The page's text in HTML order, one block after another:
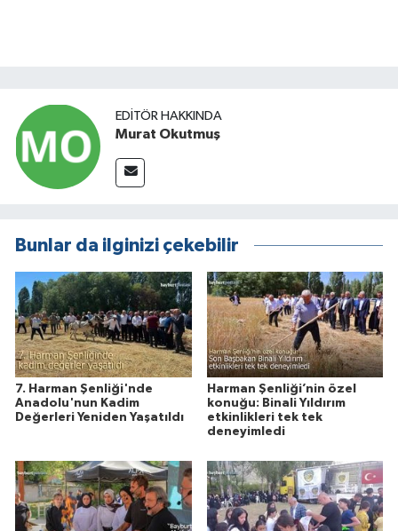
EDITÖR HAKKINDA
Murat Okutmuş
Bunlar da ilginizi çekebilir
7. Harman Şenliği'nde
Anadolu'nun Kadim
Değerleri Yeniden Yaşatıldı
Harman Şenliği’nin özel
konuğu: Binali Yıldırım
etkinlikleri tek tek
deneyimledi